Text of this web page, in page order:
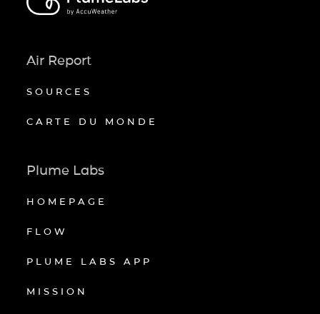
Air Report
SOURCES
CARTE DU MONDE
Plume Labs
HOMEPAGE
FLOW
PLUME LABS APP
MISSION